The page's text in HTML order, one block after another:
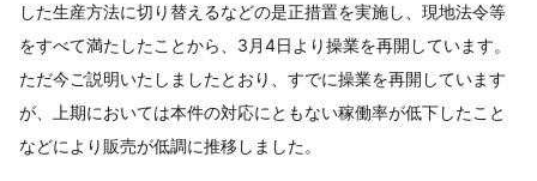
した生産方法に切り替えるなどの是正措置を実施し、現地法令等
をすべて満たしたことから、3月4日より操業を再開しています。
ただ今ご説明いたしましたとおり、すでに操業を再開しています
が、上期においては本件の対応にともない稼働率が低下したこと
などにより販売が低調に推移しました。